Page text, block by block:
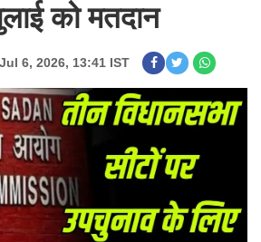
को मतदान
Jul 6, 2026, 13:41 IST